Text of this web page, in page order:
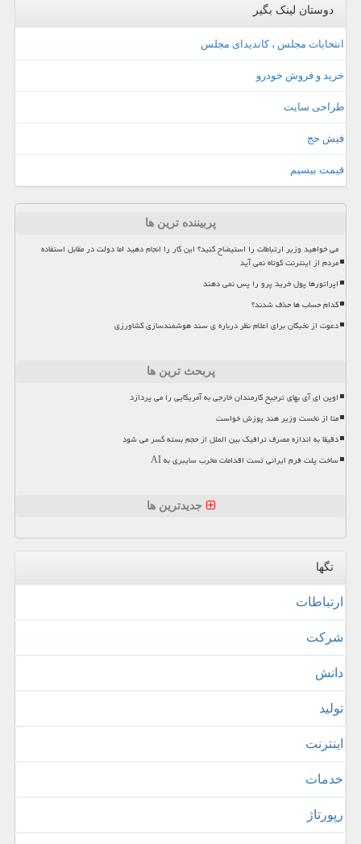
دوستان لینک بگیر
انتخابات مجلس ، کاندیدای مجلس
خرید و فروش خودرو
طراحی سایت
فیش حج
قیمت بیسیم
پربیننده ترین ها
می خواهید وزیر ارتباطات را استیضاح کنید؟ این کار را انجام دهید اما دولت در مقابل استفاده
مردم از اینترنت کوتاه نمی آید
اپراتورها پول خرید پرو را پس نمی دهند
کدام حساب ها حذف شدند؟
دعوت از نخبگان برای اعلام نظر درباره ی سند هوشمندسازی کشاورزی
پربحث ترین ها
اوپن ای آی بهای ترجیح کارمندان خارجی به آمریکایی را می پردازد
متا از نخست وزیر هند پوزش خواست
دقیقا به اندازه مصرف ترافیک بین الملل از حجم بسته کسر می شود
ساخت پلت فرم ایرانی تست اقدامات مخرب سایبری به AI
جدیدترین ها
تگها
ارتباطات
شركت
دانش
تولید
اینترنت
خدمات
رپورتاژ